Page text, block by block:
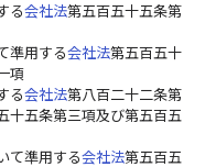
る会社法第五百五十五条第
準用する会社法第五百五十
項
る会社法第八百二十二条第
十五条第三項及び第五百五
て準用する会社法第五百五